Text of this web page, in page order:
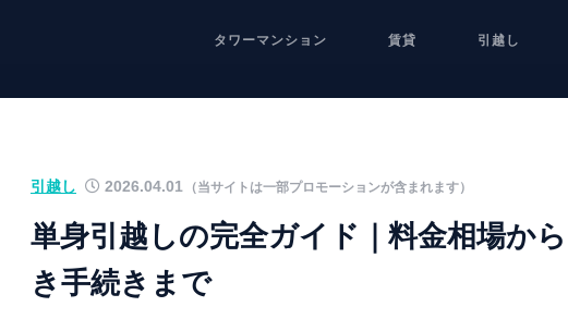
タワーマンション 賃貸 引越し
（当サイトは一部プロモーションが含まれます）
引越し 2026.04.01
単身引越しの完全ガイド｜料金相場か
き手続きまで